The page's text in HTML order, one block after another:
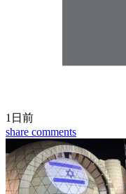
1日前
share comments